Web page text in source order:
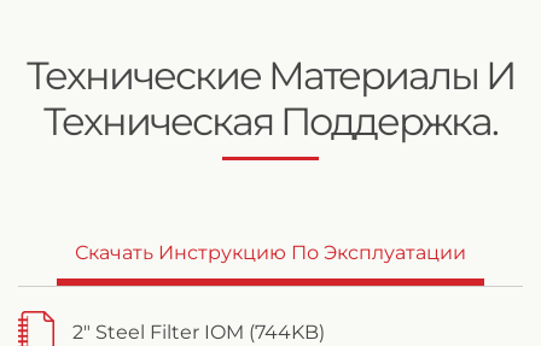
Технические Материалы И
Техническая Поддержка.
Скачать Инструкцию По Эксплуатации
2" Steel Filter IOM (744KB)